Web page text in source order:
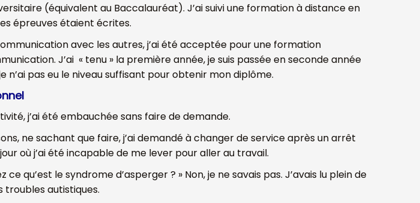
(équivalent au Baccalauréat). J’ai suivi une formation à distance en
épreuves étaient écrites.
avec les autres, j’ai été acceptée pour une formation
J’ai « tenu » la première année, je suis passée en seconde année
pas eu le niveau suffisant pour obtenir mon diplôme.
j’ai été embauchée sans faire de demande.
ne sachant que faire, j’ai demandé à changer de service après un arrêt
où j’ai été incapable de me lever pour aller au travail.
qu’est le syndrome d’asperger ? » Non, je ne savais pas. J’avais lu plein de
troubles autistiques.